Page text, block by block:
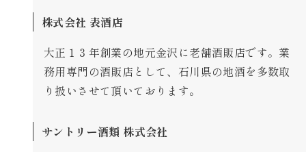
株式会社 表酒店
大正１３年創業の地元金沢に老舗酒販店です。業
務用専門の酒販店として、石川県の地酒を多数取
り扱いさせて頂いております。
サントリー酒類 株式会社